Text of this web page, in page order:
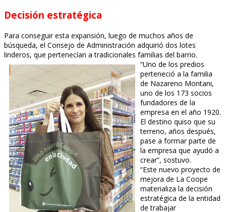
Decisión estratégica
Para conseguir esta expansión, luego de muchos años de
búsqueda, el Consejo de Administración adquirió dos lotes
linderos, que pertenecían a tradicionales familias del barrio.
“Uno de los predios
perteneció a la familia
de Nazareno Montani,
uno de los 173 socios
fundadores de la
empresa en el año 1920.
El destino quiso que su
terreno, años después,
pase a formar parte de
la empresa que ayudó a
crear”, sostuvo.
“Este nuevo proyecto de
mejora de La Coope
materializa la decisión
estratégica de la entidad
de trabajar